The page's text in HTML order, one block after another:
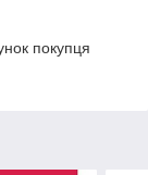
покупця